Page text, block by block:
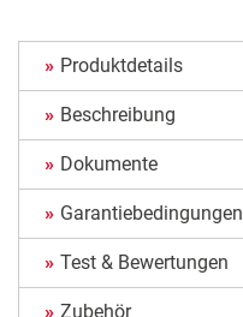
Produktdetails
Beschreibung
Dokumente
Garantiebedingungen
Test & Bewertungen
Zubehör